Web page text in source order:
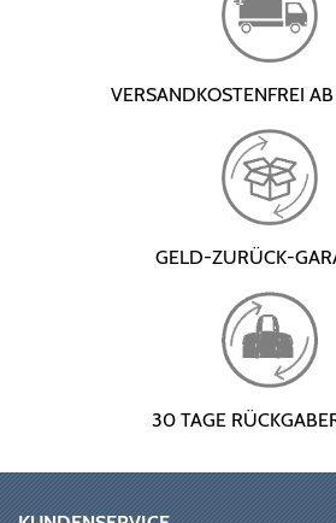
VERSANDKOSTENFREI
GELD-ZURÜCK-
30 TAGE